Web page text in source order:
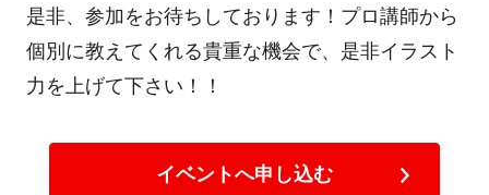
是非、参加をお待ちしております！プロ講師から
個別に教えてくれる貴重な機会で、是非イラスト
力を上げて下さい！！
イベントへ申し込む